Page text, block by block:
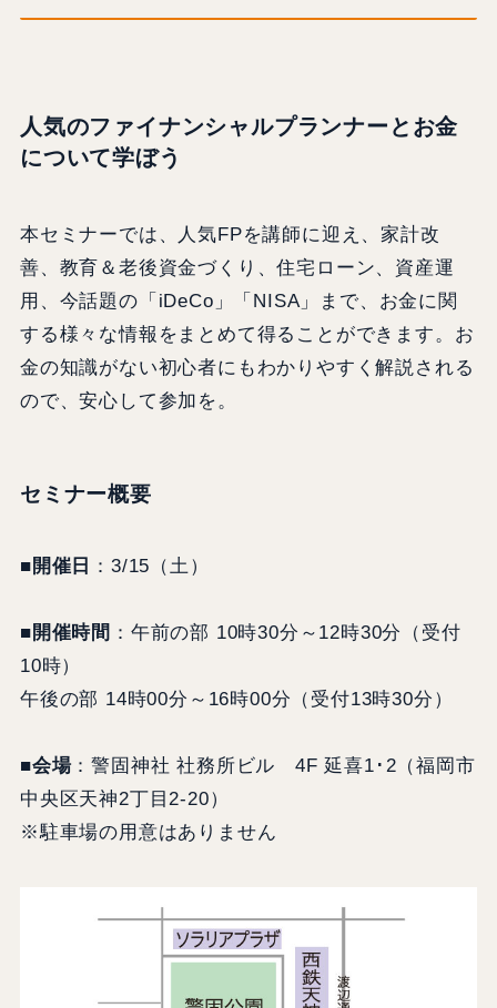
人気のファイナンシャルプランナーとお金
について学ぼう
本セミナーでは、人気FPを講師に迎え、家計改
善、教育＆老後資金づくり、住宅ローン、資産運
用、今話題の「iDeCo」「NISA」まで、お金に関
する様々な情報をまとめて得ることができます。お
金の知識がない初心者にもわかりやすく解説される
ので、安心して参加を。
セミナー概要
■開催日 ：3/15（土）
■開催時間 ：午前の部 10時30分～12時30分（受付
10時）
午後の部 14時00分～16時00分（受付13時30分）
■会場：警固神社 社務所ビル 4F 延喜1･2（福岡市
中央区天神2丁目2‐20）
※駐車場の用意はありません